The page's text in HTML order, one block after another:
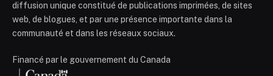
diffusion unique constitué de publications imprimées, de sites
web, de blogues, et par une présence importante dans la
communauté et dans les réseaux sociaux.
Financé par le gouvernement du Canada